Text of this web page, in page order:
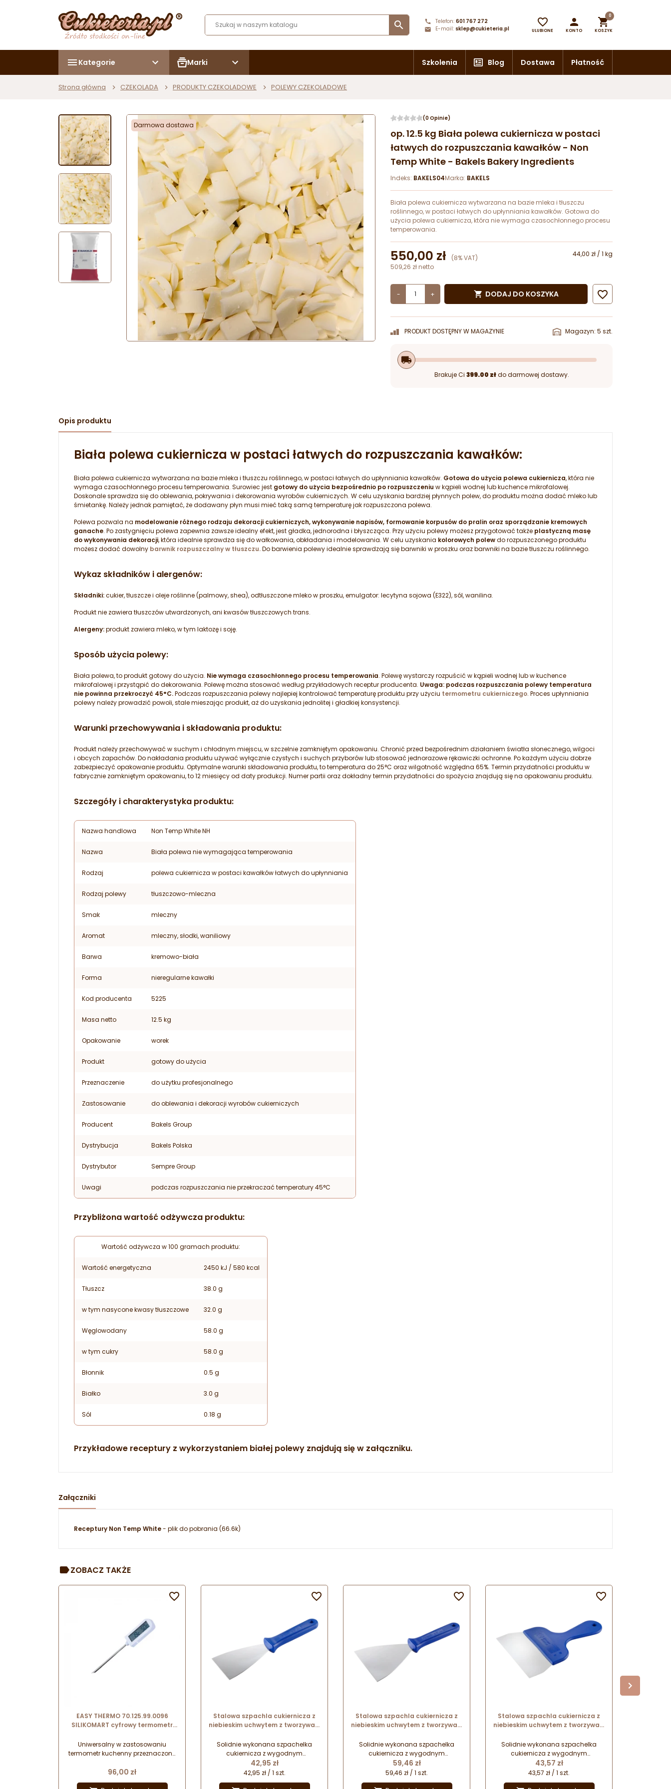
 Telefon: 601 767 272
E-mail: sklep@cukieteria.pl

ULUBIONE

KONTO

0
KOSZYK
Kategorie Marki Szkolenia Blog Dostawa Płatność
Strona główna CZEKOLADA PRODUKTY CZEKOLADOWE POLEWY CZEKOLADOWE
Darmowa dostawa
(0 Opinie)
op. 12.5 kg Biała polewa cukiernicza w postaci
łatwych do rozpuszczania kawałków - Non
Temp White - Bakels Bakery Ingredients
Indeks: BAKELS04Marka: BAKELS
Biała polewa cukiernicza wytwarzana na bazie mleka i tłuszczu
roślinnego, w postaci łatwych do upłynniania kawałków. Gotowa do
użycia polewa cukiernicza, która nie wymaga czasochłonnego procesu
temperowania.
550,00 zł (8% VAT)
44,00 zł / 1 kg
509,26 zł netto
- +  DODAJ DO KOSZYKA 
PRODUKT DOSTĘPNY W MAGAZYNIE Magazyn: 5 szt.
local_shipping
Brakuje Ci 399.00 złdo darmowej dostawy.
Opis produktu
Biała polewa cukiernicza w postaci łatwych do rozpuszczania kawałków:
Biała polewa cukiernicza wytwarzana na bazie mleka i tłuszczu roślinnego, w postaci łatwych do upłynniania kawałków. Gotowa do użycia polewa cukiernicza, która nie
wymaga czasochłonnego procesu temperowania. Surowiec jest gotowy do użycia bezpośrednio po rozpuszczeniu w kąpieli wodnej lub kuchence mikrofalowej.
Doskonale sprawdza się do oblewania, pokrywania i dekorowania wyrobów cukierniczych. W celu uzyskania bardziej płynnych polew, do produktu można dodać mleko lub
śmietankę. Należy jednak pamiętać, że dodawany płyn musi mieć taką samą temperaturę jak rozpuszczona polewa.
Polewa pozwala na modelowanie różnego rodzaju dekoracji cukierniczych, wykonywanie napisów, formowanie korpusów do pralin oraz sporządzanie kremowych
ganache. Po zastygnięciu polewa zapewnia zawsze idealny efekt, jest gładka, jednorodna i błyszcząca. Przy użyciu polewy możesz przygotować także plastyczną masę
do wykonywania dekoracji, która idealnie sprawdza się do wałkowania, obkładania i modelowania. W celu uzyskania kolorowych polewdo rozpuszczonego produktu
możesz dodać dowolny barwnik rozpuszczalny w tłuszczu.Do barwienia polewy idealnie sprawdzają się barwniki w proszku oraz barwniki na bazie tłuszczu roślinnego.
Wykaz składników i alergenów:
Składniki:cukier, tłuszcze i oleje roślinne (palmowy, shea), odtłuszczone mleko w proszku, emulgator: lecytyna sojowa (E322), sól, wanilina.
Produkt nie zawiera tłuszczów utwardzonych, ani kwasów tłuszczowych trans.
Alergeny:produkt zawiera mleko, w tym laktozę i soję.
Sposób użycia polewy:
Biała polewa, to produkt gotowy do użycia. Nie wymaga czasochłonnego procesu temperowania. Polewę wystarczy rozpuścić w kąpieli wodnej lub w kuchence
mikrofalowej i przystąpić do dekorowania. Polewę można stosować według przykładowych receptur producenta. Uwaga: podczas rozpuszczania polewy temperatura
nie powinna przekroczyć 45°C.Podczas rozpuszczania polewy najlepiej kontrolować temperaturę produktu przy użyciu termometru cukierniczego. Proces upłynniania
polewy należy prowadzić powoli, stale mieszając produkt, aż do uzyskania jednolitej i gładkiej konsystencji.
Warunki przechowywania i składowania produktu:
Produkt należy przechowywać w suchym i chłodnym miejscu, w szczelnie zamkniętym opakowaniu. Chronić przed bezpośrednim działaniem światła słonecznego, wilgoci
i obcych zapachów. Do nakładania produktu używać wyłącznie czystych i suchych przyborów lub stosować jednorazowe rękawiczki ochronne. Po każdym użyciu dobrze
zabezpieczyć opakowanie produktu. Optymalne warunki składowania produktu, to temperatura do 25°C oraz wilgotność względna 65%. Termin przydatności produktu w
fabrycznie zamkniętym opakowaniu, to 12 miesięcy od daty produkcji. Numer partii oraz dokładny termin przydatności do spożycia znajdują się na opakowaniu produktu.
Szczegóły i charakterystyka produktu:
Nazwa handlowa Non Temp White NH
Nazwa Biała polewa nie wymagająca temperowania
Rodzaj polewa cukiernicza w postaci kawałków łatwych do upłynniania
Rodzaj polewy tłuszczowo-mleczna
Smak mleczny
Aromat mleczny, słodki, waniliowy
Barwa kremowo-biała
Forma nieregularne kawałki
Kod producenta 5225
Masa netto 12.5 kg
Opakowanie worek
Produkt gotowy do użycia
Przeznaczenie do użytku profesjonalnego
Zastosowanie do oblewania i dekoracji wyrobów cukierniczych
Producent Bakels Group
Dystrybucja Bakels Polska
Dystrybutor Sempre Group
Uwagi podczas rozpuszczania nie przekraczać temperatury 45°C
Przybliżona wartość odżywcza produktu:
Wartość odżywcza w 100 gramach produktu:
Wartość energetyczna 2450 kJ / 580 kcal
Tłuszcz 38.0 g
w tym nasycone kwasy tłuszczowe 32.0 g
Węglowodany 58.0 g
w tym cukry 58.0 g
Błonnik 0.5 g
Białko 3.0 g
Sól 0.18 g
Przykładowe receptury z wykorzystaniem białej polewy znajdują się w załączniku.
Załączniki
Receptury Non Temp White- plik do pobrania (66.6k)
ZOBACZ TAKŻE
EASY THERMO 70.125.99.0096
SILIKOMART cyfrowy termometr
temperatury
Uniwersalny w zastosowaniu
termometr kuchenny przeznaczony
przygotowywanych deserów i
potraw. W zestawie znajduje się
Cena
96,00 zł

Stalowa szpachla cukiernicza z
niebieskim uchwytem z tworzywa -
Thermohauser
Solidnie wykonana szpachelka
cukiernicza z wygodnym
uchwytem. Szpachla do
temperowania czekolady.
Doskonała do porcjowania i
Cena
42,95 zł
42,95 zł / 1 szt.

Stalowa szpachla cukiernicza z
niebieskim uchwytem z tworzywa -
68695 Thermohauser
Solidnie wykonana szpachelka
cukiernicza z wygodnym
uchwytem. Szpachla do
temperowania czekolady.
Doskonała do porcjowania i
Cena
59,46 zł
59,46 zł / 1 szt.

Stalowa szpachla cukiernicza z
niebieskim uchwytem z tworzywa -
68705 Thermohauser
Solidnie wykonana szpachelka
cukiernicza z wygodnym
uchwytem. Szpachla do
temperowania czekolady.
Doskonała do porcjowania i
Cena
43,57 zł
43,57 zł / 1 szt.
